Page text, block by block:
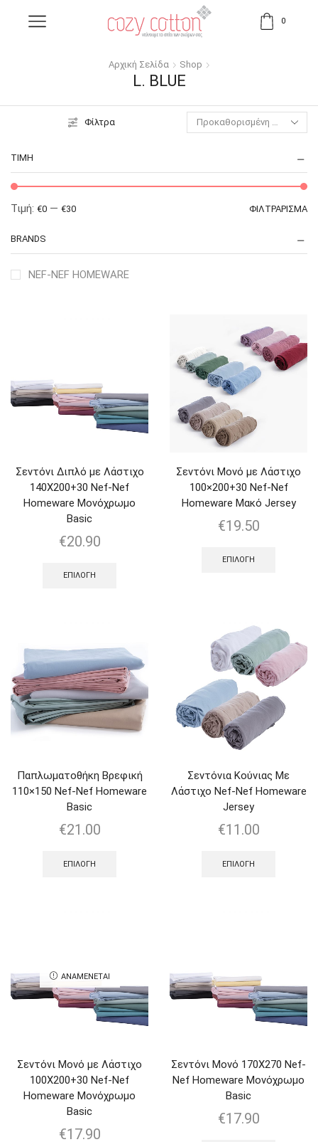
0
Αρχική Σελίδα Shop
L. BLUE
Φίλτρα
ΤΙΜΉ
ΦΙΛΤΡΆΡΙΣΜΑ
Τιμή: €0 — €30
BRANDS
NEF-NEF HOMEWARE
Σεντόνι Διπλό με Λάστιχο
140Χ200+30 Nef-Nef
Homeware Μονόχρωμο
Basic
€20.90
ΕΠΙΛΟΓΉ
Σεντόνι Μονό με Λάστιχο
100×200+30 Nef-Nef
Homeware Μακό Jersey
€19.50
ΕΠΙΛΟΓΉ
Παπλωματοθήκη Βρεφική
110×150 Nef-Nef Homeware
Basic
€21.00
ΕΠΙΛΟΓΉ
Σεντόνια Κούνιας Με
Λάστιχο Nef-Nef Homeware
Jersey
€11.00
ΕΠΙΛΟΓΉ
ΑΝΑΜΈΝΕΤΑΙ
Σεντόνι Μονό με Λάστιχο
100Χ200+30 Nef-Nef
Homeware Μονόχρωμο
Basic
€17.90
Σεντόνι Μονό 170Χ270 Nef-
Nef Homeware Μονόχρωμο
Basic
€17.90